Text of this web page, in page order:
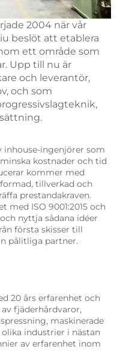
2004 när vår
beslöt att etablera
ett område som
Upp till nu är
och leverantör,
och som
inhouse-ingenjörer som
kostnader och tid
kommer med
tillverkad och
prestandakraven.
med ISO 9001:2015 och
nyttja sådana idéer
första skisser till
pålitliga partner.
20 års erfarenhet och
fjäderhårdvaror,
maskinerade
industrier i nästan
av erfarenhet inom